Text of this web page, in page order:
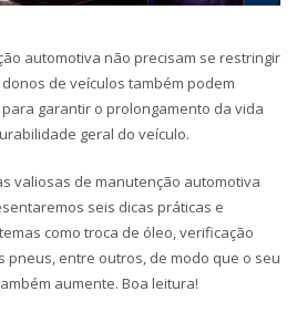
automotiva não precisam se restringir
de veículos também podem
garantir o prolongamento da vida
geral do veículo.
valiosas de manutenção automotiva
seis dicas práticas e
como troca de óleo, verificação
pneus, entre outros, de modo que o seu
aumente. Boa leitura!